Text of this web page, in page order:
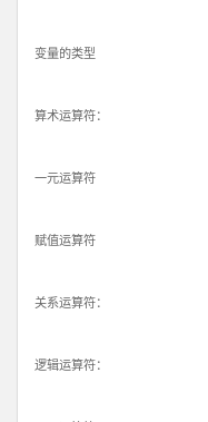
变量的类型
算术运算符：
一元运算符
赋值运算符
关系运算符：
逻辑运算符：